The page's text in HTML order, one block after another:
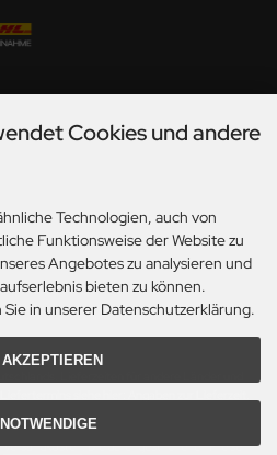
Versandkosten. Die durchgestrichenen Preise
Cookies und andere
Technologien, auch von
Funktionsweise der Website zu
Angebotes zu analysieren und
bieten zu können.
in unserer Datenschutzerklärung.